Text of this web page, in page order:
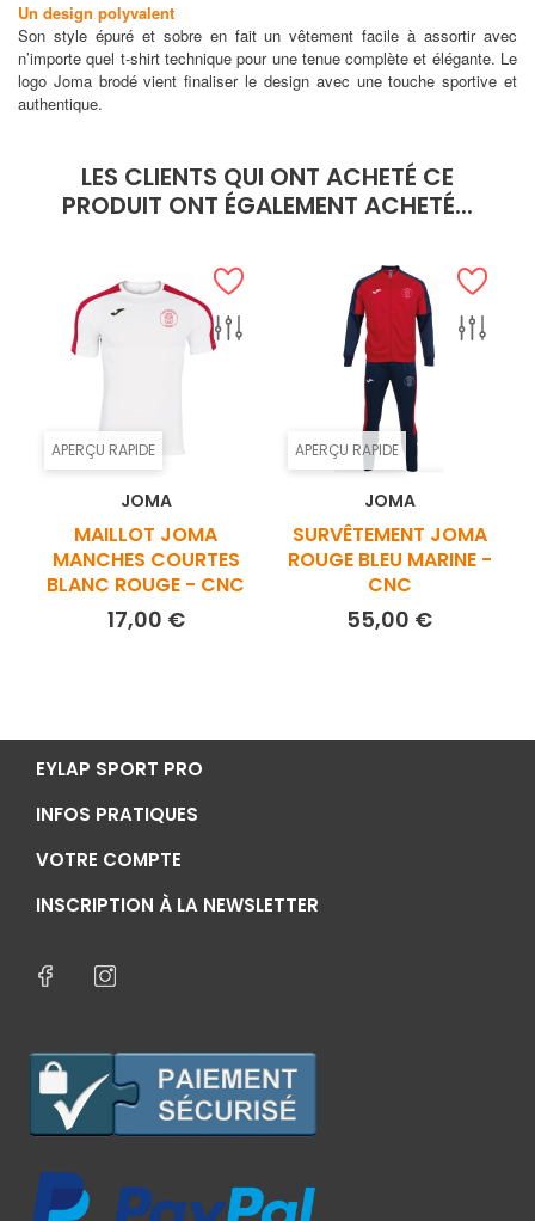
Un design polyvalent
Son style épuré et sobre en fait un vêtement facile à assortir avec
n’importe quel t-shirt technique pour une tenue complète et élégante. Le
logo Joma brodé vient finaliser le design avec une touche sportive et
authentique.
LES CLIENTS QUI ONT ACHETÉ CE
PRODUIT ONT ÉGALEMENT ACHETÉ...
APERÇU RAPIDE
JOMA
MAILLOT JOMA
MANCHES COURTES
BLANC ROUGE - CNC
17,00 €Prix
APERÇU RAPIDE
JOMA
SURVÊTEMENT JOMA
ROUGE BLEU MARINE -
CNC
55,00 €Prix
EYLAP SPORT PRO
INFOS PRATIQUES
VOTRE COMPTE
INSCRIPTION À LA NEWSLETTER